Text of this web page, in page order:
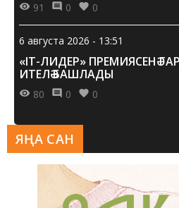
91 0 0
6 августа 2026 - 13:51
«IT-ЛИДЕР» ПРЕМИЯСЕНӘ
ИТЕЛӘ БАШЛАДЫ
80 0 0
ЯҢА САН